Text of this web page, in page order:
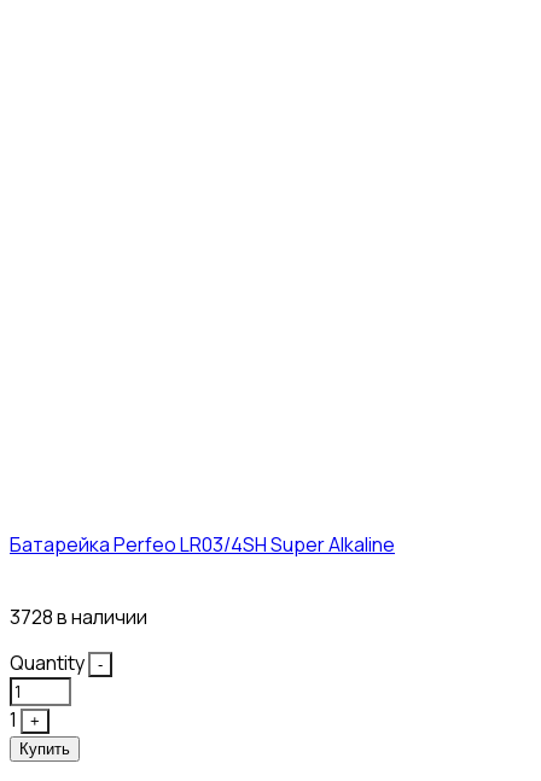
Батарейка Perfeo LR03/4SH Super Alkaline
3728 в наличии
Quantity
-
1
+
Купить